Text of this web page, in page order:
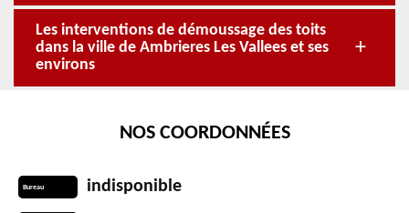
Les interventions de démoussage des toits
dans la ville de Ambrieres Les Vallees et ses
environs
NOS COORDONNÉES
Bureau indisponible